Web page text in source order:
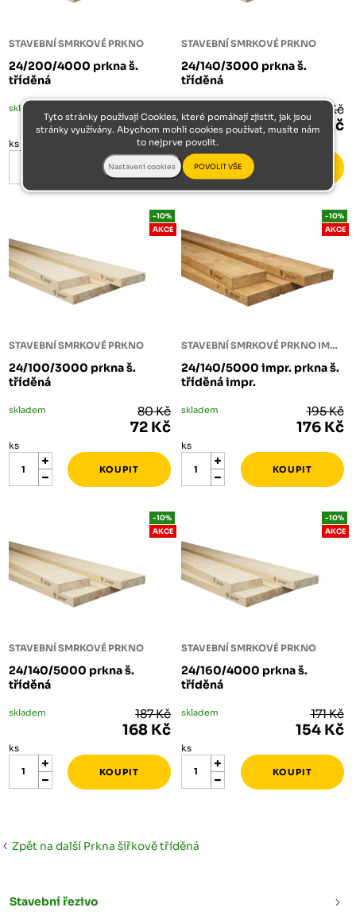
STAVEBNÍ SMRKOVÉ PRKNO
24/200/4000 prkna š.
tříděná
skladem
192 Kč
ks
STAVEBNÍ SMRKOVÉ PRKNO
24/140/3000 prkna š.
tříděná
112 Kč
101 Kč
ks
STAVEBNÍ SMRKOVÉ PRKNO
24/100/3000 prkna š.
tříděná
-10%
AKCE
skladem 80 Kč
72 Kč
ks
STAVEBNÍ SMRKOVÉ PRKNO IMPREGNOVANÉ
24/140/5000 impr. prkna š.
tříděná impr.
-10%
AKCE
skladem 195 Kč
176 Kč
ks
STAVEBNÍ SMRKOVÉ PRKNO
24/140/5000 prkna š.
tříděná
-10%
AKCE
skladem 187 Kč
168 Kč
ks
STAVEBNÍ SMRKOVÉ PRKNO
24/160/4000 prkna š.
tříděná
-10%
AKCE
skladem 171 Kč
154 Kč
ks
Zpět na další Prkna šířkově tříděná
Stavební řezivo
Tyto stránky používají Cookies, které pomáhají zjistit, jak jsou
stránky využívány. Abychom mohli cookies používat, musíte nám
to nejprve povolit.